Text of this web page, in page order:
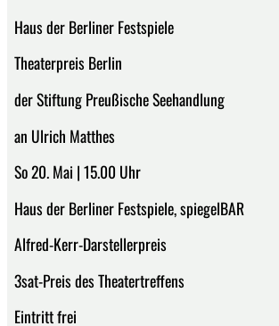
Haus der Berliner Festspiele
Theaterpreis Berlin
der Stiftung Preußische Seehandlung
an Ulrich Matthes
So 20. Mai | 15.00 Uhr
Haus der Berliner Festspiele, spiegelBAR
Alfred-Kerr-Darstellerpreis
3sat-Preis des Theatertreffens
Eintritt frei